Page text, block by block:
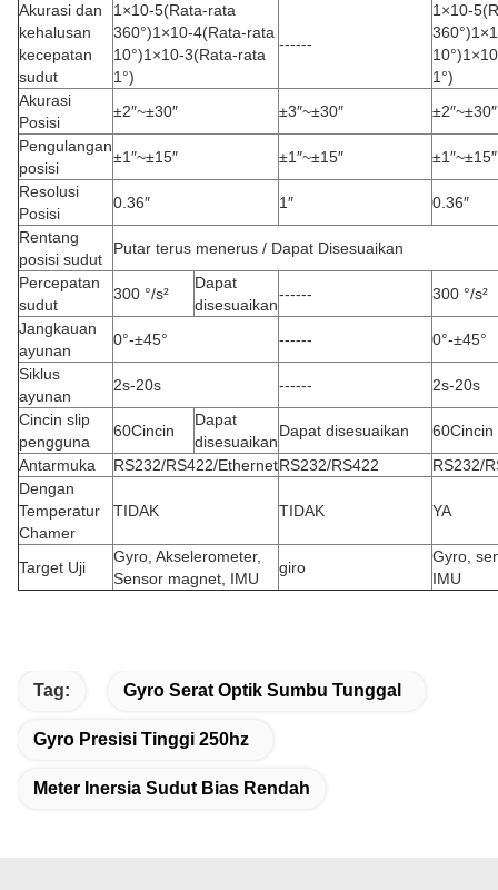
Akurasi dan
kehalusan
kecepatan
sudut
1×10-5(Rata-rata
360°)1×10-4(Rata-rata
10°)1×10-3(Rata-rata
1°)
------
1×10-
1°)
Akurasi
Posisi
±2″~±30″ ±3″~±30″
±2″~±30″
Pengulangan
posisi
±1″~±15″ ±1″~±15″
±1″~±15″
Resolusi
Posisi
0.36″ 1″
0.36″
Rentang
posisi sudut
Putar terus menerus / Dapat Disesuaikan
Percepatan
sudut
300 °/s²
Dapat
disesuaikan
------
300 °/s²
Jangkauan
ayunan
0°-±45° ------
0°-±45°
Siklus
ayunan
2s-20s ------
2s-20s
Cincin slip
pengguna
60Cincin
Dapat
disesuaikan
Dapat disesuaikan
60Cincin
Antarmuka
RS232/RS422/EthernetRS232/RS422
RS232/
Dengan
Temperatur
Chamer
TIDAK TIDAK YA
Target Uji
Gyro, Akselerometer,
Sensor magnet, IMU
giro
Gyro,
IMU
Tag: Gyro Serat Optik Sumbu Tunggal
Gyro Presisi Tinggi 250hz
Meter Inersia Sudut Bias Rendah